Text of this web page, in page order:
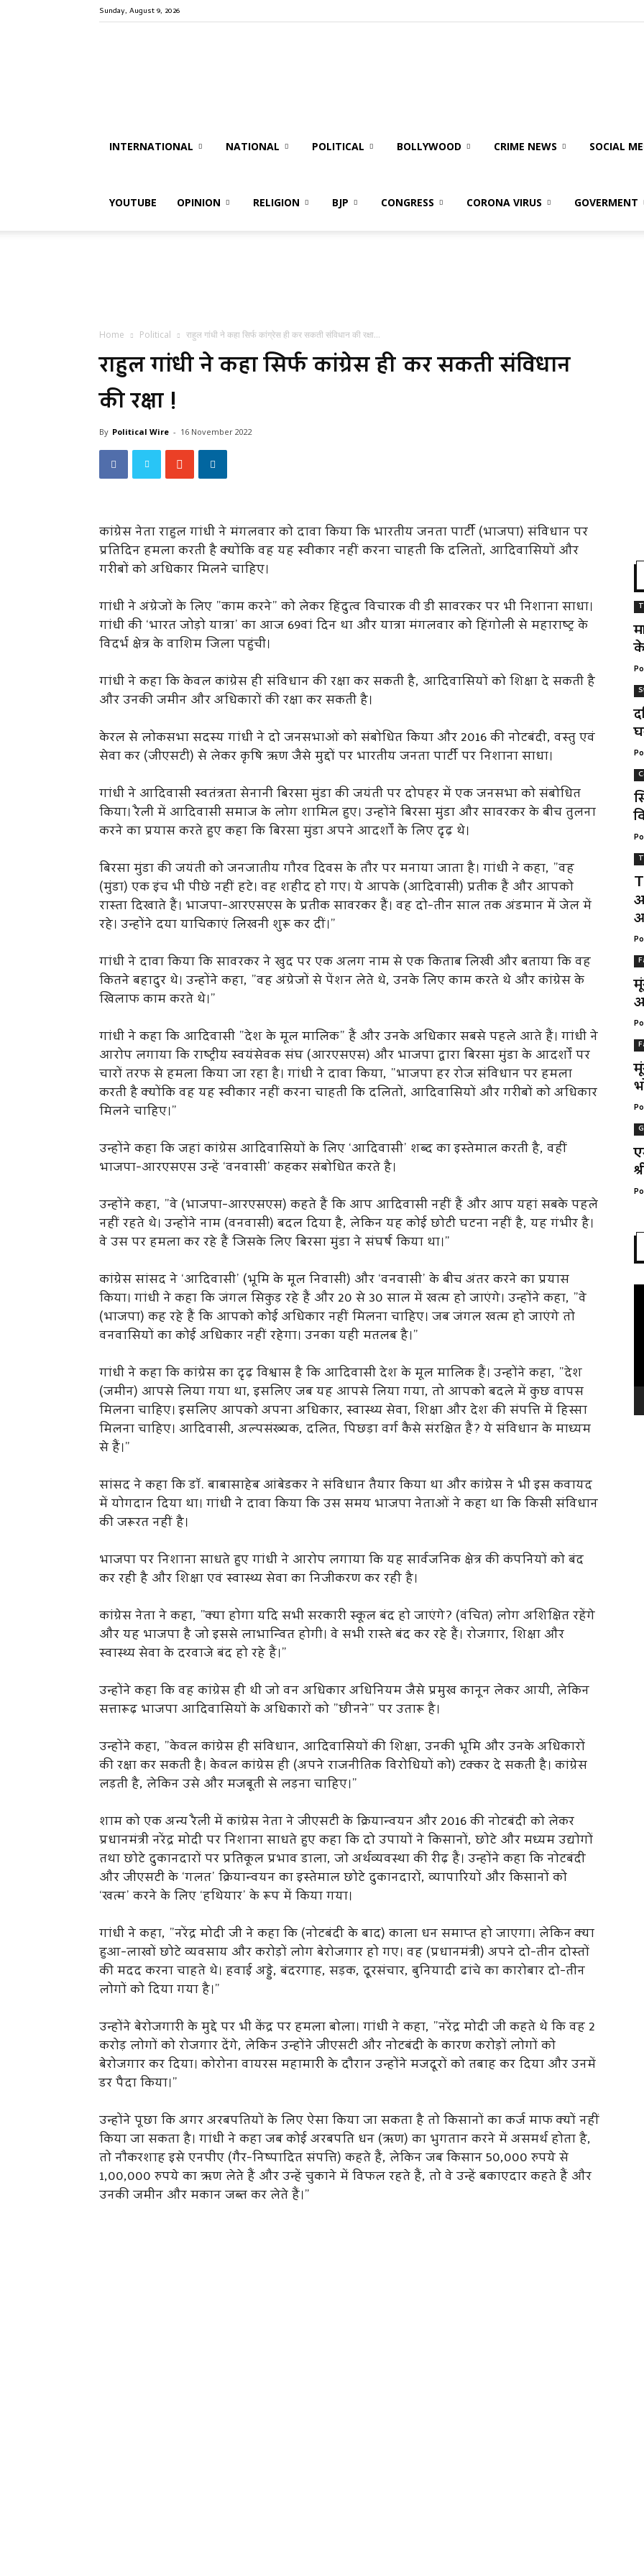
Sunday, August 9, 2026
INTERNATIONAL NATIONAL POLITICAL BOLLYWOOD CRIME NEWS SOCIAL
YOUTUBE OPINION RELIGION BJP CONGRESS CORONA VIRUS GOVERMENT
Home Political राहुल गांधी ने कहा सिर्फ कांग्रेस ही कर सकती संविधान की रक्षा...
राहुल गांधी ने कहा सिर्फ कांग्रेस ही कर सकती संविधान
की रक्षा !
By Political Wire - 16 November 2022
कांग्रेस नेता राहुल गांधी ने मंगलवार को दावा किया कि भारतीय जनता पार्टी (भाजपा) संविधान पर
प्रतिदिन हमला करती है क्योंकि वह यह स्वीकार नहीं करना चाहती कि दलितों, आदिवासियों और
गरीबों को अधिकार मिलने चाहिए।
गांधी ने अंग्रेजों के लिए ”काम करने” को लेकर हिंदुत्व विचारक वी डी सावरकर पर भी निशाना साधा।
गांधी की ‘भारत जोड़ो यात्रा’ का आज 69वां दिन था और यात्रा मंगलवार को हिंगोली से महाराष्ट्र के
विदर्भ क्षेत्र के वाशिम जिला पहुंची।
गांधी ने कहा कि केवल कांग्रेस ही संविधान की रक्षा कर सकती है, आदिवासियों को शिक्षा दे सकती है
और उनकी जमीन और अधिकारों की रक्षा कर सकती है।
केरल से लोकसभा सदस्य गांधी ने दो जनसभाओं को संबोधित किया और 2016 की नोटबंदी, वस्तु एवं
सेवा कर (जीएसटी) से लेकर कृषि ऋण जैसे मुद्दों पर भारतीय जनता पार्टी पर निशाना साधा।
गांधी ने आदिवासी स्वतंत्रता सेनानी बिरसा मुंडा की जयंती पर दोपहर में एक जनसभा को संबोधित
किया। रैली में आदिवासी समाज के लोग शामिल हुए। उन्होंने बिरसा मुंडा और सावरकर के बीच तुलना
करने का प्रयास करते हुए कहा कि बिरसा मुंडा अपने आदर्शों के लिए दृढ़ थे।
बिरसा मुंडा की जयंती को जनजातीय गौरव दिवस के तौर पर मनाया जाता है। गांधी ने कहा, ”वह
(मुंडा) एक इंच भी पीछे नहीं हटे। वह शहीद हो गए। ये आपके (आदिवासी) प्रतीक हैं और आपको
रास्ता दिखाते हैं। भाजपा-आरएसएस के प्रतीक सावरकर हैं। वह दो-तीन साल तक अंडमान में जेल में
रहे। उन्होंने दया याचिकाएं लिखनी शुरू कर दीं।”
गांधी ने दावा किया कि सावरकर ने खुद पर एक अलग नाम से एक किताब लिखी और बताया कि वह
कितने बहादुर थे। उन्होंने कहा, ”वह अंग्रेजों से पेंशन लेते थे, उनके लिए काम करते थे और कांग्रेस के
खिलाफ काम करते थे।”
गांधी ने कहा कि आदिवासी ”देश के मूल मालिक” हैं और उनके अधिकार सबसे पहले आते हैं। गांधी ने
आरोप लगाया कि राष्ट्रीय स्वयंसेवक संघ (आरएसएस) और भाजपा द्वारा बिरसा मुंडा के आदर्शों पर
चारों तरफ से हमला किया जा रहा है। गांधी ने दावा किया, ”भाजपा हर रोज संविधान पर हमला
करती है क्योंकि वह यह स्वीकार नहीं करना चाहती कि दलितों, आदिवासियों और गरीबों को अधिकार
मिलने चाहिए।”
उन्होंने कहा कि जहां कांग्रेस आदिवासियों के लिए ‘आदिवासी’ शब्द का इस्तेमाल करती है, वहीं
भाजपा-आरएसएस उन्हें ‘वनवासी’ कहकर संबोधित करते है।
उन्होंने कहा, ”वे (भाजपा-आरएसएस) कहते हैं कि आप आदिवासी नहीं हैं और आप यहां सबके पहले
नहीं रहते थे। उन्होंने नाम (वनवासी) बदल दिया है, लेकिन यह कोई छोटी घटना नहीं है, यह गंभीर है।
वे उस पर हमला कर रहे हैं जिसके लिए बिरसा मुंडा ने संघर्ष किया था।”
कांग्रेस सांसद ने ‘आदिवासी’ (भूमि के मूल निवासी) और ‘वनवासी’ के बीच अंतर करने का प्रयास
किया। गांधी ने कहा कि जंगल सिकुड़ रहे हैं और 20 से 30 साल में खत्म हो जाएंगे। उन्होंने कहा, ”वे
(भाजपा) कह रहे हैं कि आपको कोई अधिकार नहीं मिलना चाहिए। जब जंगल खत्म हो जाएंगे तो
वनवासियों का कोई अधिकार नहीं रहेगा। उनका यही मतलब है।”
गांधी ने कहा कि कांग्रेस का दृढ़ विश्वास है कि आदिवासी देश के मूल मालिक हैं। उन्होंने कहा, ”देश
(जमीन) आपसे लिया गया था, इसलिए जब यह आपसे लिया गया, तो आपको बदले में कुछ वापस
मिलना चाहिए। इसलिए आपको अपना अधिकार, स्वास्थ्य सेवा, शिक्षा और देश की संपत्ति में हिस्सा
मिलना चाहिए। आदिवासी, अल्पसंख्यक, दलित, पिछड़ा वर्ग कैसे संरक्षित हैं? ये संविधान के माध्यम
से हैं।”
सांसद ने कहा कि डॉ. बाबासाहेब आंबेडकर ने संविधान तैयार किया था और कांग्रेस ने भी इस कवायद
में योगदान दिया था। गांधी ने दावा किया कि उस समय भाजपा नेताओं ने कहा था कि किसी संविधान
की जरूरत नहीं है।
भाजपा पर निशाना साधते हुए गांधी ने आरोप लगाया कि यह सार्वजनिक क्षेत्र की कंपनियों को बंद
कर रही है और शिक्षा एवं स्वास्थ्य सेवा का निजीकरण कर रही है।
कांग्रेस नेता ने कहा, ”क्या होगा यदि सभी सरकारी स्कूल बंद हो जाएंगे? (वंचित) लोग अशिक्षित रहेंगे
और यह भाजपा है जो इससे लाभान्वित होगी। वे सभी रास्ते बंद कर रहे हैं। रोजगार, शिक्षा और
स्वास्थ्य सेवा के दरवाजे बंद हो रहे हैं।”
उन्होंने कहा कि वह कांग्रेस ही थी जो वन अधिकार अधिनियम जैसे प्रमुख कानून लेकर आयी, लेकिन
सत्तारूढ़ भाजपा आदिवासियों के अधिकारों को ”छीनने” पर उतारू है।
उन्होंने कहा, ”केवल कांग्रेस ही संविधान, आदिवासियों की शिक्षा, उनकी भूमि और उनके अधिकारों
की रक्षा कर सकती है। केवल कांग्रेस ही (अपने राजनीतिक विरोधियों को) टक्कर दे सकती है। कांग्रेस
लड़ती है, लेकिन उसे और मजबूती से लड़ना चाहिए।”
शाम को एक अन्य रैली में कांग्रेस नेता ने जीएसटी के क्रियान्वयन और 2016 की नोटबंदी को लेकर
प्रधानमंत्री नरेंद्र मोदी पर निशाना साधते हुए कहा कि दो उपायों ने किसानों, छोटे और मध्यम उद्योगों
तथा छोटे दुकानदारों पर प्रतिकूल प्रभाव डाला, जो अर्थव्यवस्था की रीढ़ हैं। उन्होंने कहा कि नोटबंदी
और जीएसटी के ‘गलत’ क्रियान्वयन का इस्तेमाल छोटे दुकानदारों, व्यापारियों और किसानों को
‘खत्म’ करने के लिए ‘हथियार’ के रूप में किया गया।
गांधी ने कहा, ”नरेंद्र मोदी जी ने कहा कि (नोटबंदी के बाद) काला धन समाप्त हो जाएगा। लेकिन क्या
हुआ-लाखों छोटे व्यवसाय और करोड़ों लोग बेरोजगार हो गए। वह (प्रधानमंत्री) अपने दो-तीन दोस्तों
की मदद करना चाहते थे। हवाई अड्डे, बंदरगाह, सड़क, दूरसंचार, बुनियादी ढांचे का कारोबार दो-तीन
लोगों को दिया गया है।”
उन्होंने बेरोजगारी के मुद्दे पर भी केंद्र पर हमला बोला। गांधी ने कहा, ”नरेंद्र मोदी जी कहते थे कि वह 2
करोड़ लोगों को रोजगार देंगे, लेकिन उन्होंने जीएसटी और नोटबंदी के कारण करोड़ों लोगों को
बेरोजगार कर दिया। कोरोना वायरस महामारी के दौरान उन्होंने मजदूरों को तबाह कर दिया और उनमें
डर पैदा किया।”
उन्होंने पूछा कि अगर अरबपतियों के लिए ऐसा किया जा सकता है तो किसानों का कर्ज माफ क्यों नहीं
किया जा सकता है। गांधी ने कहा जब कोई अरबपति धन (ऋण) का भुगतान करने में असमर्थ होता है,
तो नौकरशाह इसे एनपीए (गैर-निष्पादित संपत्ति) कहते हैं, लेकिन जब किसान 50,000 रुपये से
1,00,000 रुपये का ऋण लेते हैं और उन्हें चुकाने में विफल रहते हैं, तो वे उन्हें बकाएदार कहते हैं और
उनकी जमीन और मकान जब्त कर लेते हैं।”